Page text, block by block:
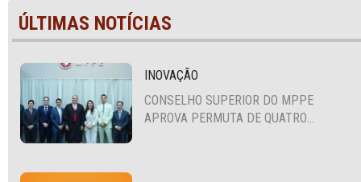
ÚLTIMAS NOTÍCIAS
INOVAÇÃO
CONSELHO SUPERIOR DO MPPE
APROVA PERMUTA DE QUATRO